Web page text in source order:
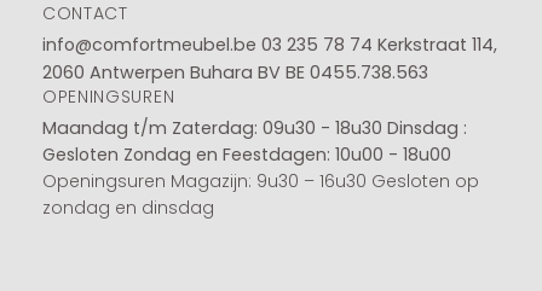
CONTACT
info@comfortmeubel.be 03 235 78 74 Kerkstraat 114,
2060 Antwerpen Buhara BV BE 0455.738.563
OPENINGSUREN
Maandag t/m Zaterdag: 09u30 - 18u30 Dinsdag :
Gesloten Zondag en Feestdagen: 10u00 - 18u00
Openingsuren Magazijn: 9u30 – 16u30 Gesloten op
zondag en dinsdag